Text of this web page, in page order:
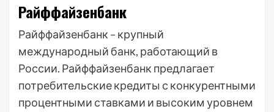
Райффайзенбанк
Райффайзенбанк – крупный
международный банк, работающий в
России. Райффайзенбанк предлагает
потребительские кредиты с конкурентными
процентными ставками и высоким уровнем